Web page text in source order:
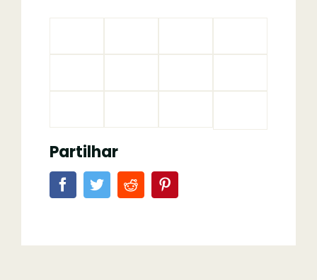
Partilhar